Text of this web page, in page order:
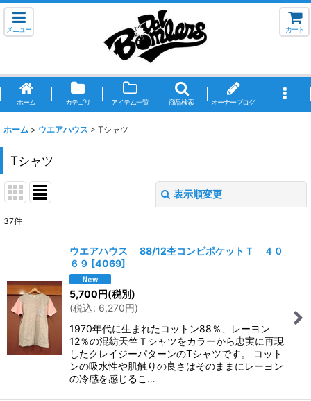
メニュー カート
ホーム カテゴリ アイテム一覧 商品検索 オーナーブログ
ホーム > ウエアハウス > Tシャツ
Tシャツ
表示順変更
絞り込む
37件
ウエアハウス 88/12杢コンビポケットＴ ４０
６９ [4069]
5,700円(税別)
(税込: 6,270円)
1970年代に生まれたコットン88％、レーヨン
12％の混紡天竺Ｔシャツをカラーから忠実に再現
したクレイジーパターンのTシャツです。 コット
ンの吸水性や肌触りの良さはそのままにレーヨン
の冷感を感じるこ…